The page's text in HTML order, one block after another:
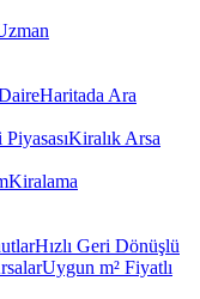
Haritada Ara
Kiralık Arsa
Kiralama
Hızlı Geri Dönüşlü
Uygun m² Fiyatlı